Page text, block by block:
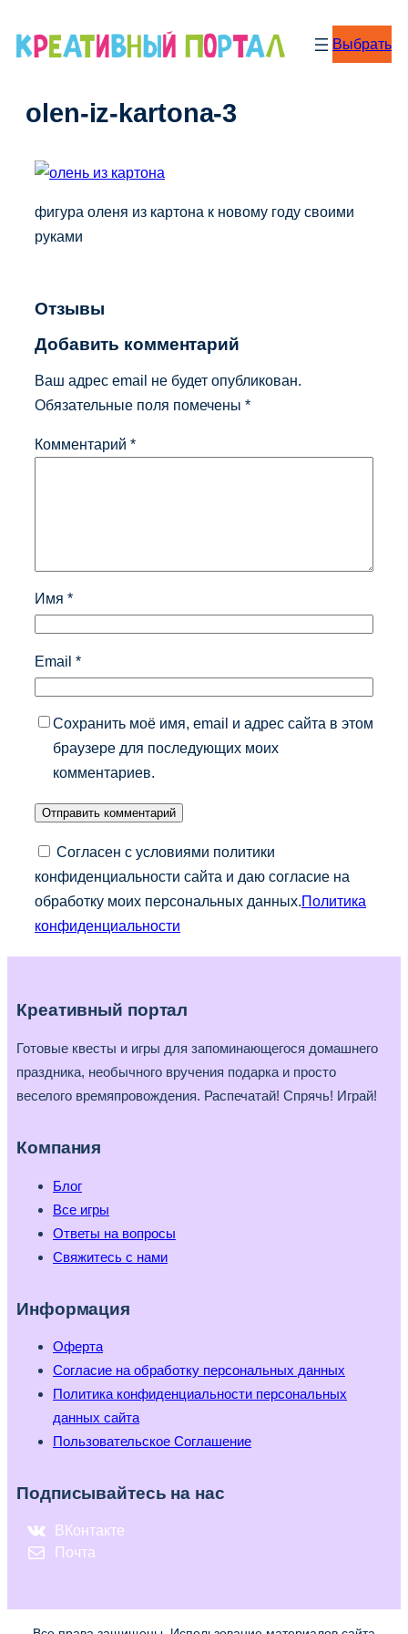
Выбрать
olen-iz-kartona-3
фигура оленя из картона к новому году своими
руками
Отзывы
Добавить комментарий
Ваш адрес email не будет опубликован.
Обязательные поля помечены *
Комментарий *
Имя *
Email *
Сохранить моё имя, email и адрес сайта в этом
браузере для последующих моих
комментариев.
Согласен с условиями политики
конфиденциальности сайта и даю согласие на
обработку моих персональных данных. Политика
конфиденциальности
Креативный портал
Готовые квесты и игры для запоминающегося домашнего
праздника, необычного вручения подарка и просто
веселого времяпровождения. Распечатай! Спрячь! Играй!
Компания
Блог
Все игры
Ответы на вопросы
Свяжитесь с нами
Информация
Оферта
Согласие на обработку персональных данных
Политика конфиденциальности персональных
данных сайта
Пользовательское Соглашение
Подписывайтесь на нас
ВКонтакте
Почта